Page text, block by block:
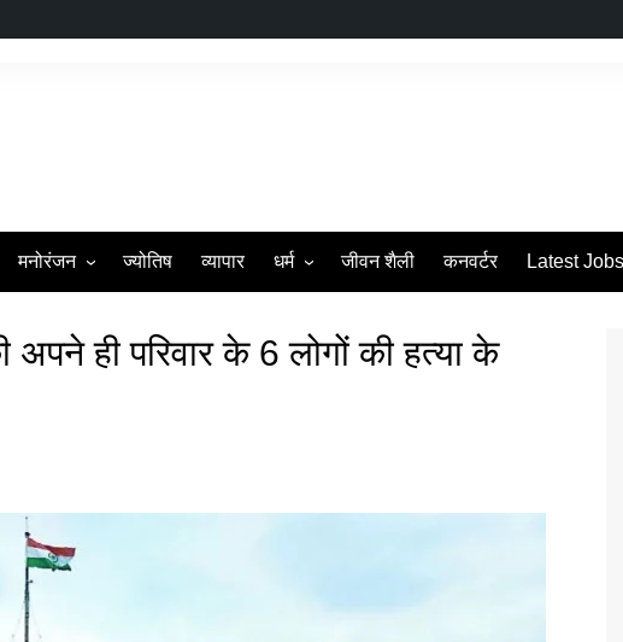
मनोरंजन ज्योतिष व्यापार धर्म जीवन शैली कनवर्टर Latest Jobs
अपने ही परिवार के 6 लोगों की हत्या के